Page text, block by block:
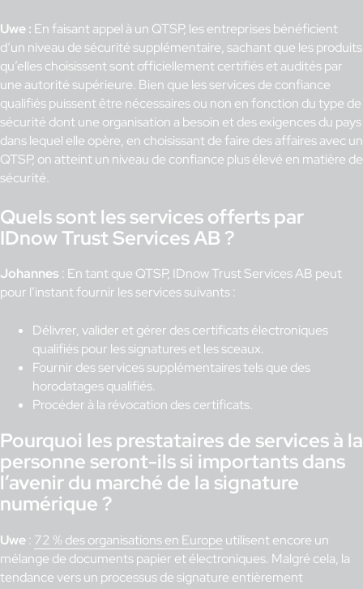
Uwe : En faisant appel à un QTSP, les entreprises bénéficient
d’un niveau de sécurité supplémentaire, sachant que les produits
qu’elles choisissent sont officiellement certifiés et audités par
une autorité supérieure. Bien que les services de confiance
qualifiés puissent être nécessaires ou non en fonction du type de
sécurité dont une organisation a besoin et des exigences du pays
dans lequel elle opère, en choisissant de faire des affaires avec un
QTSP, on atteint un niveau de confiance plus élevé en matière de
sécurité.
Quels sont les services offerts par
IDnow Trust Services AB ?
Johannes : En tant que QTSP, IDnow Trust Services AB peut
pour l’instant fournir les services suivants :
Délivrer, valider et gérer des certificats électroniques
qualifiés pour les signatures et les sceaux.
Fournir des services supplémentaires tels que des
horodatages qualifiés.
Procéder à la révocation des certificats.
Pourquoi les prestataires de services à la
personne seront-ils si importants dans
l’avenir du marché de la signature
numérique ?
Uwe: 72 % des organisations en Europe utilisent encore un
mélange de documents papier et électroniques. Malgré cela, la
tendance vers un processus de signature entièrement